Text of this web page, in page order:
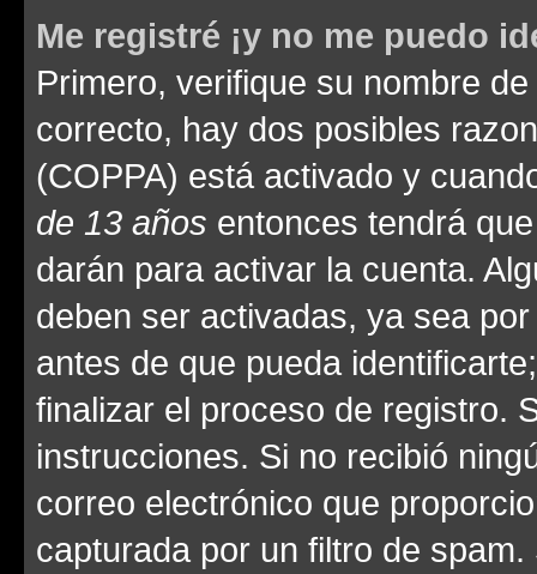
Me registré ¡y no me puedo
Primero, verifique su nombre
correcto, hay dos posibles
(COPPA) está activado y
de 13 años entonces tendrá
darán para activar la cuenta.
deben ser activadas, ya sea
antes de que pueda
finalizar el proceso de registro.
instrucciones. Si no recibió
correo electrónico que
capturada por un filtro de